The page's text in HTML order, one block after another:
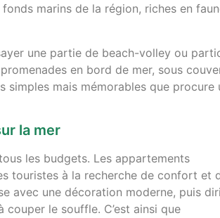
marins de la région, riches en
une partie de beach-volley ou
en bord de mer, sous
mais mémorables que procure
la mer
les budgets. Les appartements
touristes à la recherche de confort et
avec une décoration moderne, puis
couper le souffle. C’est ainsi que